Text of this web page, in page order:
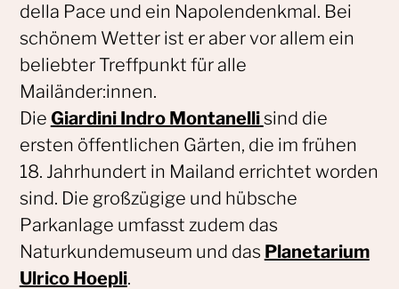
della Pace und ein Napolendenkmal. Bei
schönem Wetter ist er aber vor allem ein
beliebter Treffpunkt für alle
Mailänder:innen.
Die Giardini Indro Montanellisind die
ersten öffentlichen Gärten, die im frühen
18. Jahrhundert in Mailand errichtet worden
sind. Die großzügige und hübsche
Parkanlage umfasst zudem das
Naturkundemuseum und das Planetarium
Ulrico Hoepli.